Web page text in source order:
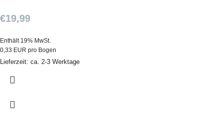
€19,99
Enthält 19% MwSt.
0,33 EUR pro Bogen
Lieferzeit: ca. 2-3 Werktage